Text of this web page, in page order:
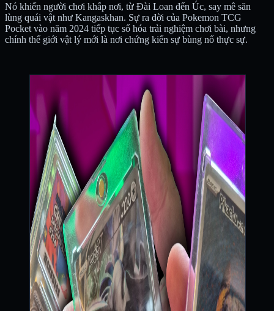
Nó khiến người chơi khắp nơi, từ Đài Loan đến Úc, say mê săn
lùng quái vật như Kangaskhan. Sự ra đời của Pokemon TCG
Pocket vào năm 2024 tiếp tục số hóa trải nghiệm chơi bài, nhưng
chính thế giới vật lý mới là nơi chứng kiến sự bùng nổ thực sự.